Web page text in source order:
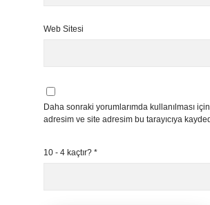
Web Sitesi
Daha sonraki yorumlarımda kullanılması
adresim ve site adresim bu tarayıcıya
10 - 4 kaçtır? *